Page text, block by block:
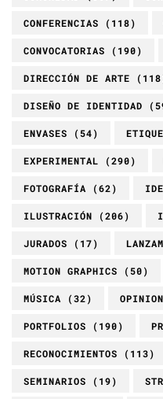
CONFERENCIAS (118)
CONVOCATORIAS (190)
DIRECCIÓN DE ARTE
DISEÑO DE IDENTIDAD
ENVASES (54)
EXPERIMENTAL (290)
FOTOGRAFÍA (62)
ILUSTRACIÓN (206)
JURADOS (17)
MOTION GRAPHICS (50)
MÚSICA (32)
PORTFOLIOS (190)
RECONOCIMIENTOS (113)
SEMINARIOS (19)